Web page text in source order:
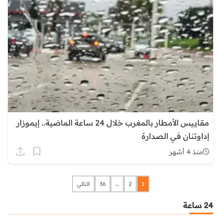
مقاييس الأمطار بالمغرب خلال 24 ساعة الماضية.. إيموزار
إداوتنان في الصدارة
منذ 4 أشهر
1
2
…
36 التالي
24 ساعة